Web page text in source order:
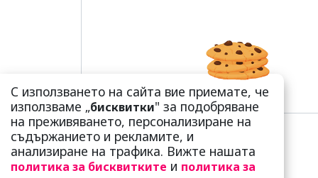
С използването на сайта вие приемате, че
използваме „бисквитки" за подобряване
на преживяването, персонализиране на
съдържанието и рекламите, и
анализиране на трафика. Вижте нашата
политика за бисквитките и политика за